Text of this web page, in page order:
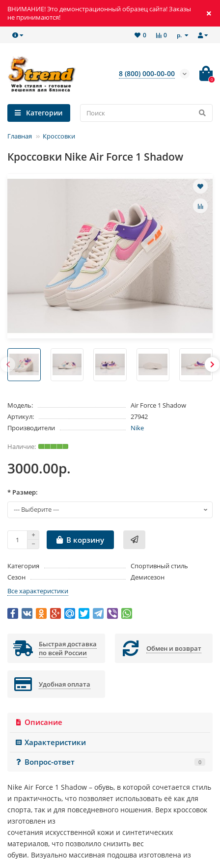
ВНИМАНИЕ! Это демонстрационный образец сайта! Заказы
не принимаются!
р.
0
0
8 (800) 000-00-00
0
Категории
Главная Кроссовки
Кроссовки Nike Air Force 1 Shadow
Модель:
Air Force 1 Shadow
Артикул:
27942
Производители
Nike
3000.00р.
* Размер:
В корзину
Категория
Спортивный стиль
Сезон
Демисезон
Все характеристики
Быстрая доставка
по всей России
Обмен и возврат
Удобная оплата
Описание
Характеристики
Вопрос-ответ
0
Nike Air Force 1 Shadow – обувь, в которой сочетается стиль
и практичность, что позволяет использовать её как для
спорта, так и для повседневного ношения. Верх кроссовок
изготовлен из
сочетания искусственной кожи и синтетических
материалов, что позволило снизить вес
обуви. Визуально массивная подошва изготовлена из